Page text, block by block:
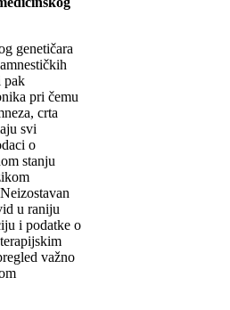
genetičara
pak
pri čemu
crta
svi
o
stanju
u raniju
i podatke o
važno